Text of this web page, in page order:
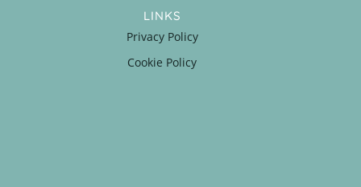
LINKS
Privacy Policy
Cookie Policy